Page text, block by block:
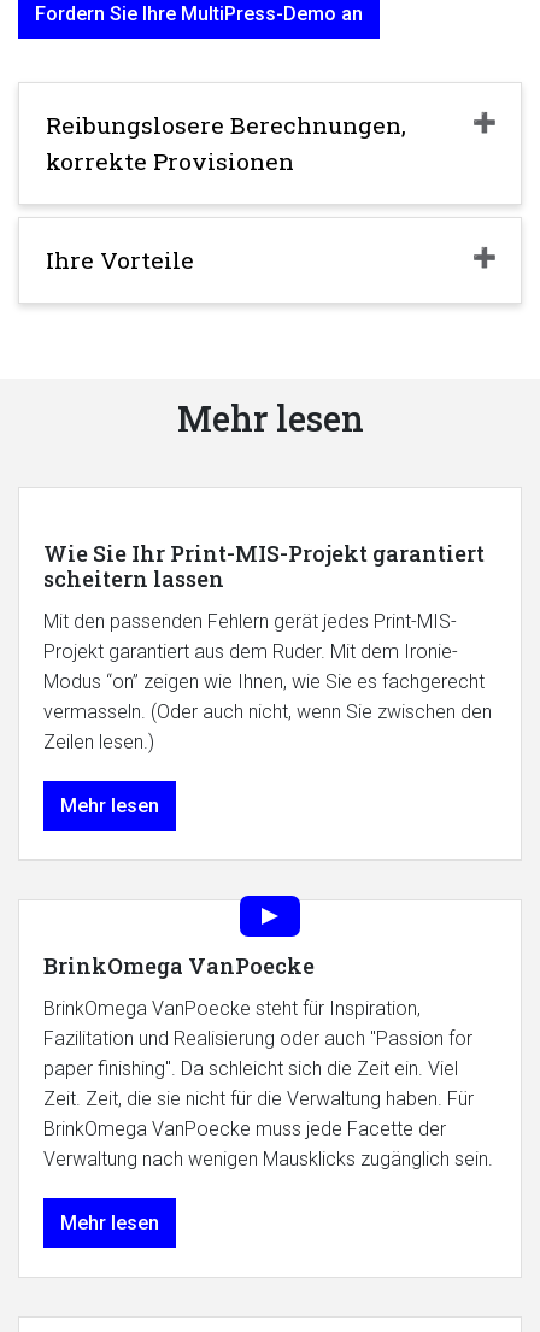
Fordern Sie Ihre MultiPress-Demo an
Reibungslosere Berechnungen,
korrekte Provisionen
Ihre Vorteile
Mehr lesen
Wie Sie Ihr Print-MIS-Projekt garantiert
scheitern lassen
Mit den passenden Fehlern gerät jedes Print-MIS-
Projekt garantiert aus dem Ruder. Mit dem Ironie-
Modus “on” zeigen wie Ihnen, wie Sie es fachgerecht
vermasseln. (Oder auch nicht, wenn Sie zwischen den
Zeilen lesen.)
Mehr lesen
BrinkOmega VanPoecke
BrinkOmega VanPoecke steht für Inspiration,
Fazilitation und Realisierung oder auch "Passion for
paper finishing". Da schleicht sich die Zeit ein. Viel
Zeit. Zeit, die sie nicht für die Verwaltung haben. Für
BrinkOmega VanPoecke muss jede Facette der
Verwaltung nach wenigen Mausklicks zugänglich sein.
Mehr lesen